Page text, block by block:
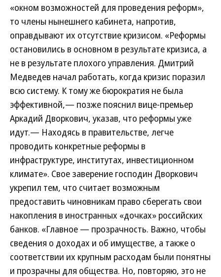
«окном возможностей для проведения реформ»,
то члены нынешнего кабинета, напротив,
оправдывают их отсутствие кризисом. «Реформы
остановились в основном в результате кризиса, а
не в результате плохого управления. Дмитрий
Медведев начал работать, когда кризис поразил
всю систему. К тому же бюрократия не была
эффективной,— позже пояснил вице-премьер
Аркадий Дворкович, указав, что реформы уже
идут.— Находясь в правительстве, легче
проводить конкретные реформы в
инфраструктуре, институтах, инвестиционном
климате». Свое заверение господин Дворкович
укрепил тем, что считает возможным
предоставить чиновникам право сберегать свои
накопления в иностранных «дочках» российских
банков. «Главное — прозрачность. Важно, чтобы
сведения о доходах и об имуществе, а также о
соответствии их крупным расходам были понятны
и прозрачны для общества. Но, повторяю, это не